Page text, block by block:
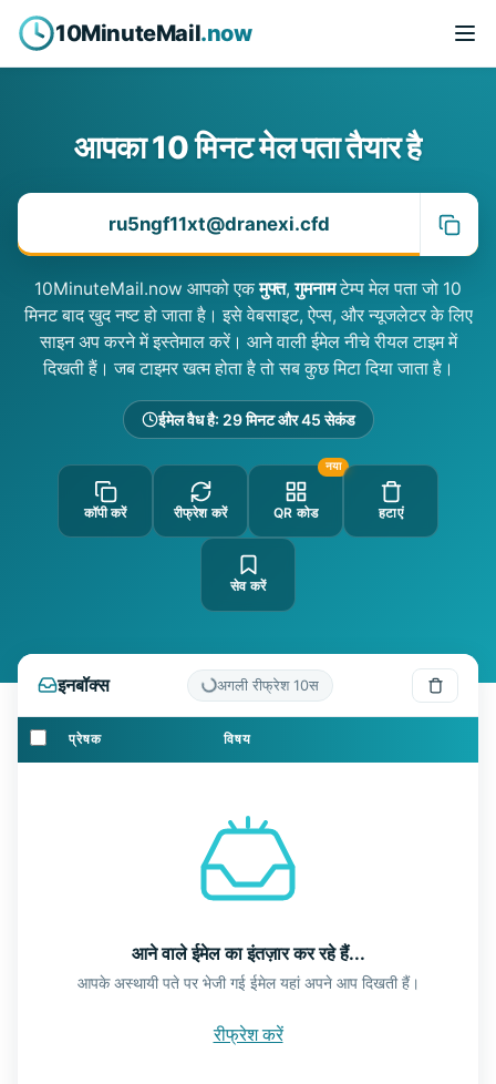
10MinuteMail.now
आपका 10 मिनट मेल पता तैयार है
10MinuteMail.now आपको एकमुफ्त,गुमनामटेम्प मेल पता जो 10
मिनट बाद खुद नष्ट हो जाता है। इसे वेबसाइट, ऐप्स, और न्यूजलेटर के लिए
साइन अप करने में इस्तेमाल करें। आने वाली ईमेल नीचे रीयल टाइम में
दिखती हैं। जब टाइमर खत्म होता है तो सब कुछ मिटा दिया जाता है।
ईमेल वैध है: 29 मिनट और 45 सेकंड
कॉपी करें रीफ्रेश करें
नया
QR कोड हटाएं
सेव करें
इनबॉक्स अगली रीफ्रेश10स
प्रेषक विषय
आने वाले ईमेल का इंतज़ार कर रहे हैं...
आपके अस्थायी पते पर भेजी गई ईमेल यहां अपने आप दिखती हैं।
रीफ्रेश करें